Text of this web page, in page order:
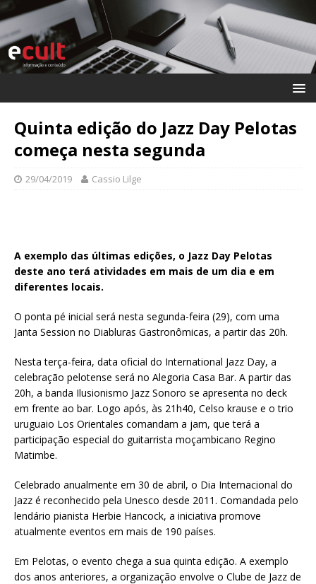
Quinta edição do Jazz Day Pelotas
começa nesta segunda
29/04/2019 Cassio Lilge
A exemplo das últimas edições, o Jazz Day Pelotas
deste ano terá atividades em mais de um dia e em
diferentes locais.
O ponta pé inicial será nesta segunda-feira (29), com uma
Janta Session no Diabluras Gastronômicas, a partir das 20h.
Nesta terça-feira, data oficial do International Jazz Day, a
celebração pelotense será no Alegoria Casa Bar. A partir das
20h, a banda Ilusionismo Jazz Sonoro se apresenta no deck
em frente ao bar. Logo após, às 21h40, Celso krause e o trio
uruguaio Los Orientales comandam a jam, que terá a
participação especial do guitarrista moçambicano Regino
Matimbe.
Celebrado anualmente em 30 de abril, o Dia Internacional do
Jazz é reconhecido pela Unesco desde 2011. Comandada pelo
lendário pianista Herbie Hancock, a iniciativa promove
atualmente eventos em mais de 190 países.
Em Pelotas, o evento chega a sua quinta edição. A exemplo
dos anos anteriores, a organização envolve o Clube de Jazz de